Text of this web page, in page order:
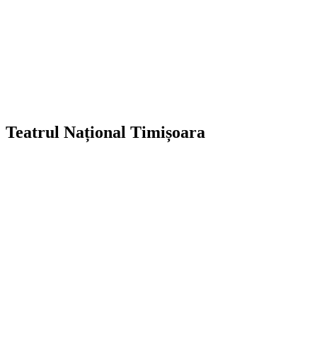
Teatrul Național Timișoara